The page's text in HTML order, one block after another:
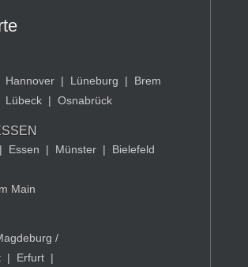
Hannover | Lüneburg |
Brem
Lübeck | Osnabrück
| Essen | Münster |
Bielefeld
Main
/
| Erfurt |